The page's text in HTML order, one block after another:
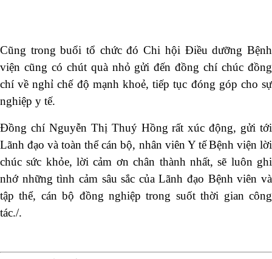
Cũng trong buổi tổ chức đó Chi hội Điều dưỡng Bệnh
viện cũng có chút quà nhỏ gửi đến đồng chí chúc đồng
chí về nghỉ chế độ mạnh khoẻ, tiếp tục đóng góp cho sự
nghiệp y tế.
Đồng chí Nguyễn Thị Thuý Hồng rất xúc động, gửi tới
Lãnh đạo và toàn thể cán bộ, nhân viên Y tế Bệnh viện lời
chúc sức khỏe, lời cảm ơn chân thành nhất, sẽ luôn ghi
nhớ những tình cảm sâu sắc của Lãnh đạo Bệnh viên và
tập thể, cán bộ đồng nghiệp trong suốt thời gian công
tác./.